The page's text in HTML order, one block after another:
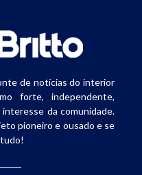
de notícias do interior
forte, independente,
da comunidade.
pioneiro e ousado e se